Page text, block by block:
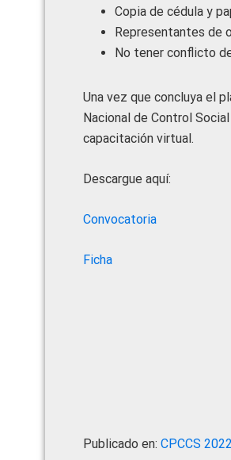
Copia de cédula y
Representantes de
No tener conflicto
Una vez que concluya el
Nacional de Control
capacitación virtual.
Descargue aquí:
Convocatoria
Ficha
Publicado en: CPCCS 2022